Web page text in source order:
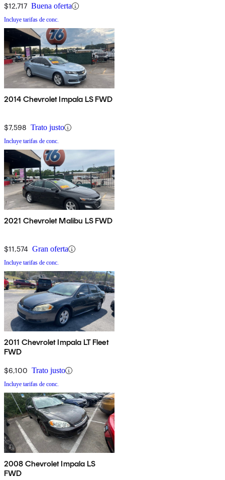
$12,717 Buena oferta
Incluye tarifas de conc.
2014 Chevrolet Impala LS FWD
$7,598 Trato justo
Incluye tarifas de conc.
2021 Chevrolet Malibu LS FWD
$11,574 Gran oferta
Incluye tarifas de conc.
2011 Chevrolet Impala LT Fleet
FWD
$6,100 Trato justo
Incluye tarifas de conc.
2008 Chevrolet Impala LS
FWD